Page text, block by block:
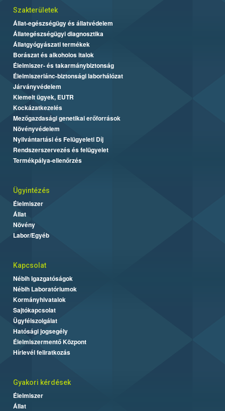
Szakterületek
Állat-egészségügy és állatvédelem
Állategészségügyi diagnosztika
Állatgyógyászati termékek
Borászat és alkoholos italok
Élelmiszer- és takarmánybiztonság
Élelmiszerlánc-biztonsági laborhálózat
Járványvédelem
Kiemelt ügyek, EUTR
Kockázatkezelés
Mezőgazdasági genetikai erőforrások
Növényvédelem
Nyilvántartási és Felügyeleti Díj
Rendszerszervezés és felügyelet
Termékpálya-ellenőrzés
Ügyintézés
Élelmiszer
Állat
Növény
Labor/Egyéb
Kapcsolat
Nébih Igazgatóságok
Nébih Laboratóriumok
Kormányhivatalok
Sajtókapcsolat
Ügyfélszolgálat
Hatósági jogsegély
Élelmiszermentő Központ
Hírlevél feliratkozás
Gyakori kérdések
Élelmiszer
Állat